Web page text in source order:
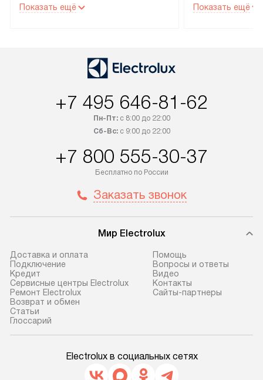
специальным лейблом
оплачивается дополнительно.
Возможна доставка товаров по
Показать ещё
эксплуатации
Показать ещё
+7 495 646-81-62
Пн-Пт:с 8:00 до 22:00
Сб-Вс:с 9:00 до 22:00
+7 800 555-30-37
Бесплатно по России
Заказать звонок
Мир Electrolux
Доставка и оплата
Подключение
Кредит
Сервисные центры Electrolux
Ремонт Electrolux
Возврат и обмен
Cтатьи
Глоссарий
Помощь
Вопросы и ответы
Видео
Контакты
Сайты-партнеры
Electrolux в социальных сетях